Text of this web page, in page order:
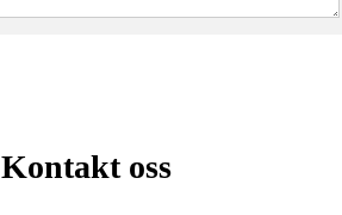
Kontakt oss